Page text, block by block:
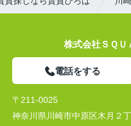
株式会社ＳＱ
電話をする
〒211-0025
神奈川県川崎市中原区木月２